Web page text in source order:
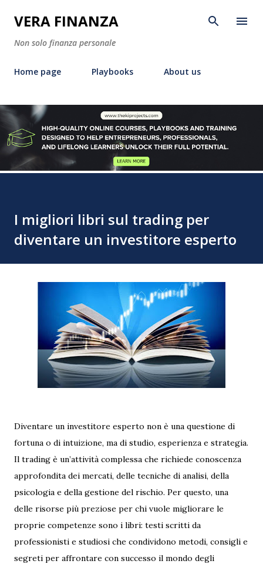
Passa ai contenuti principali
VERA FINANZA
Non solo finanza personale
Home page Playbooks About us
I migliori libri sul trading per
diventare un investitore esperto
Diventare un investitore esperto non è una questione di
fortuna o di intuizione, ma di studio, esperienza e strategia.
Il trading è un’attività complessa che richiede conoscenza
approfondita dei mercati, delle tecniche di analisi, della
psicologia e della gestione del rischio. Per questo, una
delle risorse più preziose per chi vuole migliorare le
proprie competenze sono i libri: testi scritti da
professionisti e studiosi che condividono metodi, consigli e
segreti per affrontare con successo il mondo degli